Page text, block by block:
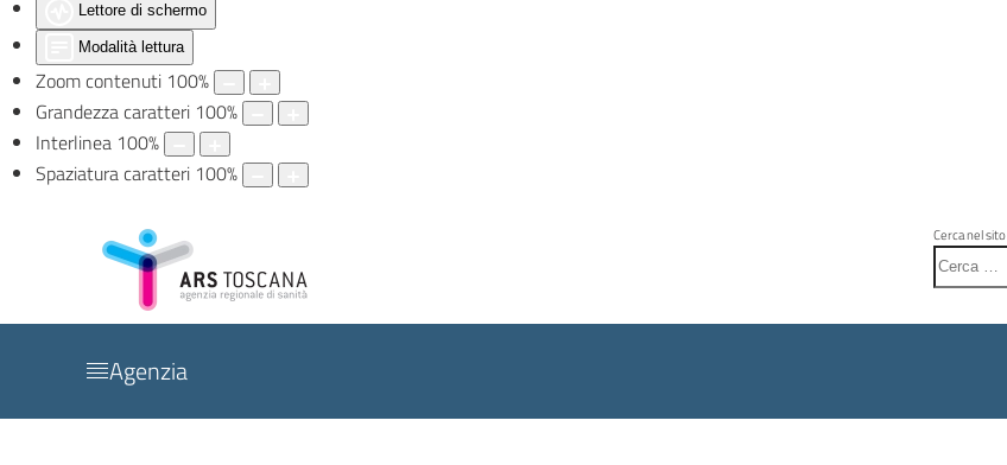
Lettore di schermo
Modalità lettura
Zoom contenuti 100%
Grandezza caratteri 100%
Interlinea 100%
Spaziatura caratteri 100%
Cerca nel sito
Agenzia